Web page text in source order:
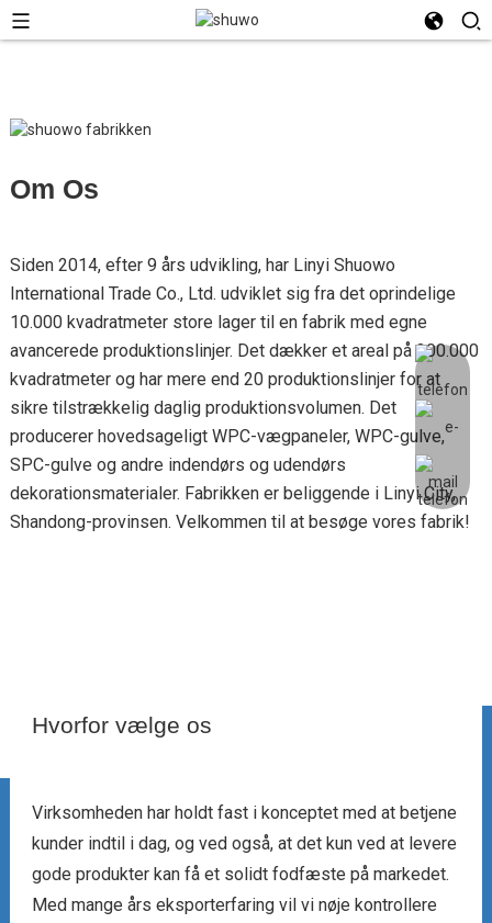
Om Os
Siden 2014, efter 9 års udvikling, har Linyi Shuowo
International Trade Co., Ltd. udviklet sig fra det oprindelige
10.000 kvadratmeter store lager til en fabrik med egne
avancerede produktionslinjer. Det dækker et areal på 300.000
kvadratmeter og har mere end 20 produktionslinjer for at
sikre tilstrækkelig daglig produktionsvolumen. Det
producerer hovedsageligt WPC-vægpaneler, WPC-gulve,
SPC-gulve og andre indendørs og udendørs
dekorationsmaterialer. Fabrikken er beliggende i Linyi City,
Shandong-provinsen. Velkommen til at besøge vores fabrik!
Hvorfor vælge os
Virksomheden har holdt fast i konceptet med at betjene
kunder indtil i dag, og ved også, at det kun ved at levere
gode produkter kan få et solidt fodfæste på markedet.
Med mange års eksporterfaring vil vi nøje kontrollere